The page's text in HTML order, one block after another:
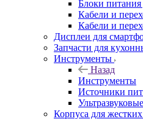
Блоки
Кабели и
Кабели и
Дисплеи для
Запчасти для
Инструменты
Назад
Инструменты
Источники
Корпуса для